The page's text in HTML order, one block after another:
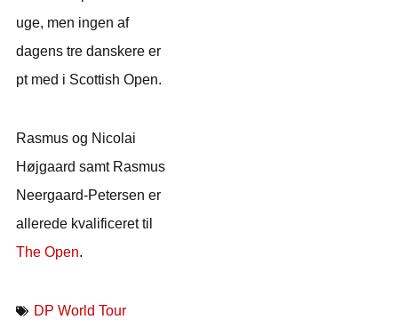
uge, men ingen af
dagens tre danskere er
pt med i Scottish Open.
Rasmus og Nicolai
Højgaard samt Rasmus
Neergaard-Petersen er
allerede kvalificeret til
The Open.
DP World Tour